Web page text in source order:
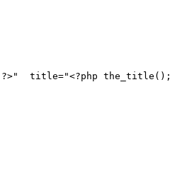
title="<?php